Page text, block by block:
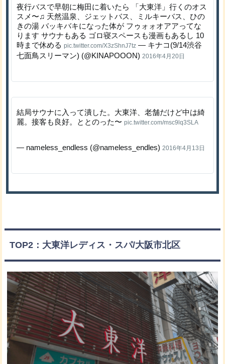
夜行バスで早朝に梅田に着いたら 「大東洋」行くのオス
スメ〜♫ 天然温泉、ジェットバス、ミルキーバス、ひの
きの湯 バッキバキになった体が フゥォォオアアってな
ります サウナもある ゴロ寝スペースも漫画もあるし 10
時まで休めるpic.twitter.com/X3zShnJ7tz — キナコ(9/14渋谷
七面鳥スリーマン) (@KINAPOOON) 2016年4月20日
結局サウナに入って潰した。大東洋、老舗だけど中は綺
麗。接客も良好。ととのった〜pic.twitter.com/msc9lq3SLA
— nameless_endless (@nameless_endles) 2016年4月13日
TOP2：大東洋レディス・スパ/大阪市北区